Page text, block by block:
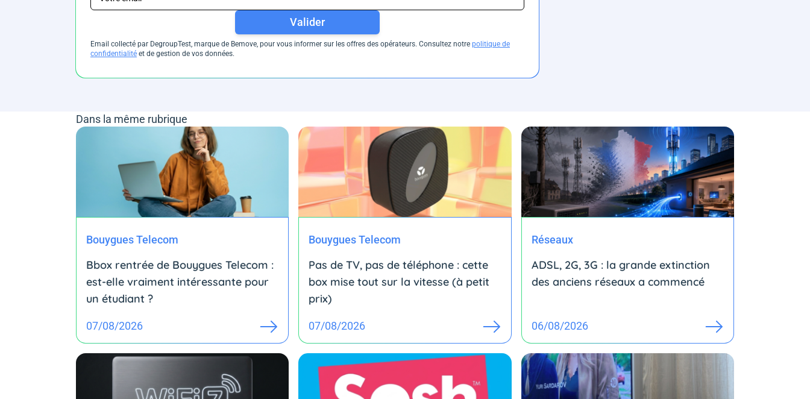
Valider
Email collecté par DegroupTest, marque de Bemove, pour vous informer sur les offres des opérateurs. Consultez notre politique de
confidentialité et de gestion de vos données.
Dans la même rubrique
Bouygues Telecom
Bbox rentrée de Bouygues Telecom :
est-elle vraiment intéressante pour
un étudiant ?
07/08/2026
Bouygues Telecom
Pas de TV, pas de téléphone : cette
box mise tout sur la vitesse (à petit
prix)
07/08/2026
Réseaux
ADSL, 2G, 3G : la grande extinction
des anciens réseaux a commencé
06/08/2026